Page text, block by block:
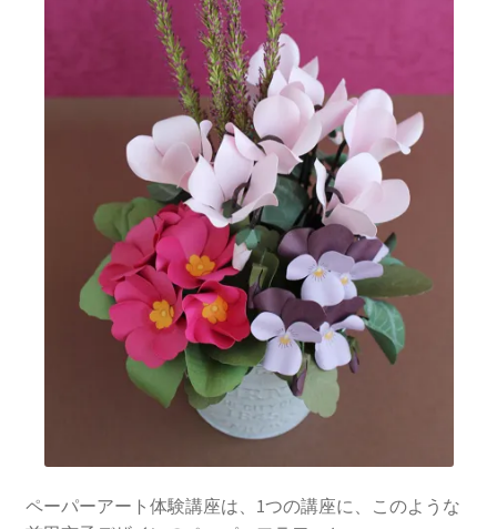
ペーパーアート体験講座は、1つの講座に、このような